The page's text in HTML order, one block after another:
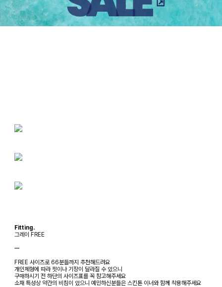
Fitting.
그레이 FREE
ㅡ
FREE 사이즈로 66분들까지 추천해드려요
개인체형에 따라 핏이나 기장이 달라질 수 있으니
구매하시기 전 하단의 사이즈표를 꼭 참고해주세요
소재 특성상 약간의 비침이 있으니 예민하신분들은 스킨톤 이너와 함께 착용해주세요